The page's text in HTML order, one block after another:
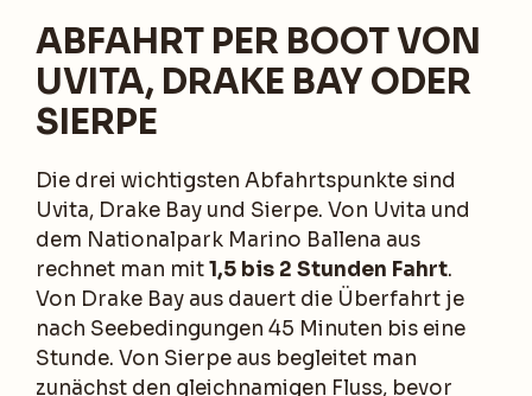
ABFAHRT PER BOOT VON
UVITA, DRAKE BAY ODER
SIERPE
Die drei wichtigsten Abfahrtspunkte sind
Uvita, Drake Bay und Sierpe. Von Uvita und
dem Nationalpark Marino Ballena aus
rechnet man mit1,5 bis 2 Stunden Fahrt.
Von Drake Bay aus dauert die Überfahrt je
nach Seebedingungen 45 Minuten bis eine
Stunde. Von Sierpe aus begleitet man
zunächst den gleichnamigen Fluss, bevor